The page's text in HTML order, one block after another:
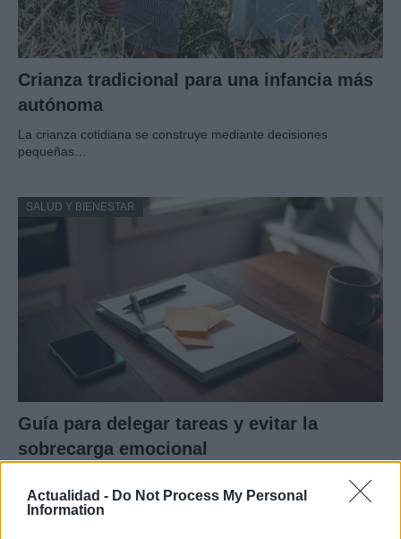
Actualidad - Do Not Process My Personal
Information
Crianza tradicional para una infancia más
autónoma
La crianza cotidiana se construye mediante decisiones
pequeñas…
SALUD Y BIENESTAR
Guía para delegar tareas y evitar la
sobrecarga emocional